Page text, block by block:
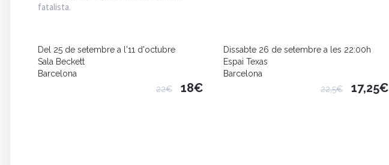
fatalista.
Del 25 de setembre a l'11 d'octubre
Sala Beckett
Barcelona
22€
18€
Dissabte 26 de setembre a les 22:00h
Espai Texas
Barcelona
22,5€
17,25€